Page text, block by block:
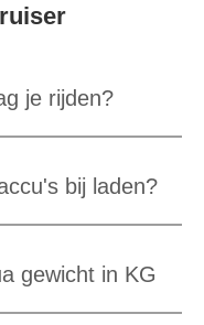
je rijden?
bij laden?
gewicht in KG